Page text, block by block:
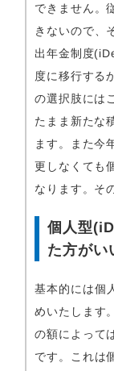
できません。
きないので、
出年金制度
度に移行する
の選択肢には
たまま新たな
ます。また今
更しなくても
なります。そ
個人型
た方がい
基本的には個
めいたします
の額によって
です。これは